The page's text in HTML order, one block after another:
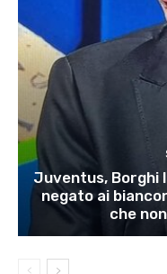
Juventus, Borghi
negato ai
che